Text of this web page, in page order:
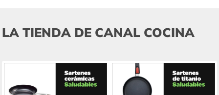
LA TIENDA DE CANAL COCINA